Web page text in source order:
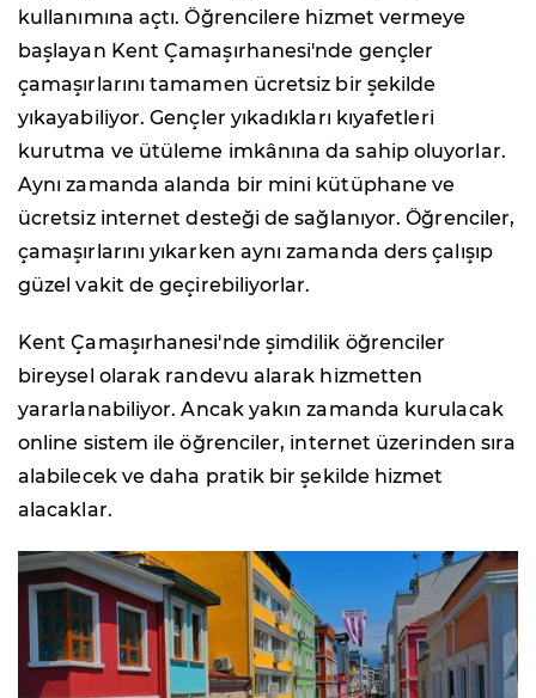
kullanımına açtı. Öğrencilere hizmet vermeye
başlayan Kent Çamaşırhanesi'nde gençler
çamaşırlarını tamamen ücretsiz bir şekilde
yıkayabiliyor. Gençler yıkadıkları kıyafetleri
kurutma ve ütüleme imkânına da sahip oluyorlar.
Aynı zamanda alanda bir mini kütüphane ve
ücretsiz internet desteği de sağlanıyor. Öğrenciler,
çamaşırlarını yıkarken aynı zamanda ders çalışıp
güzel vakit de geçirebiliyorlar.
Kent Çamaşırhanesi'nde şimdilik öğrenciler
bireysel olarak randevu alarak hizmetten
yararlanabiliyor. Ancak yakın zamanda kurulacak
online sistem ile öğrenciler, internet üzerinden sıra
alabilecek ve daha pratik bir şekilde hizmet
alacaklar.